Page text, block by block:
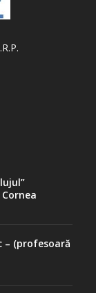
– (profesoară